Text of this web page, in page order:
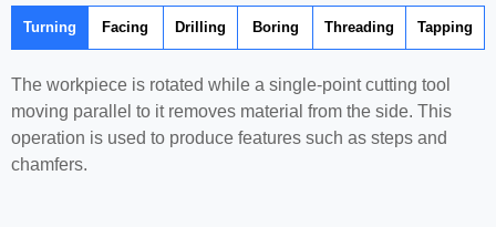
Turning Facing Drilling Boring Threading Tapping
The workpiece is rotated while a single-point cutting tool
moving parallel to it removes material from the side. This
operation is used to produce features such as steps and
chamfers.